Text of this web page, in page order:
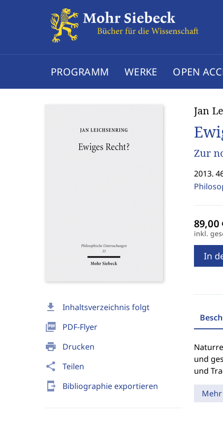
PROGRAMM WERKE OPEN
download Inhaltsverzeichnis folgt
picture_as_pdf PDF-Flyer
print Drucken
share Teilen
send_to_mobile Bibliographie exportieren
Jan
Zur
2013.
inkl.
In
und
und
Mehr